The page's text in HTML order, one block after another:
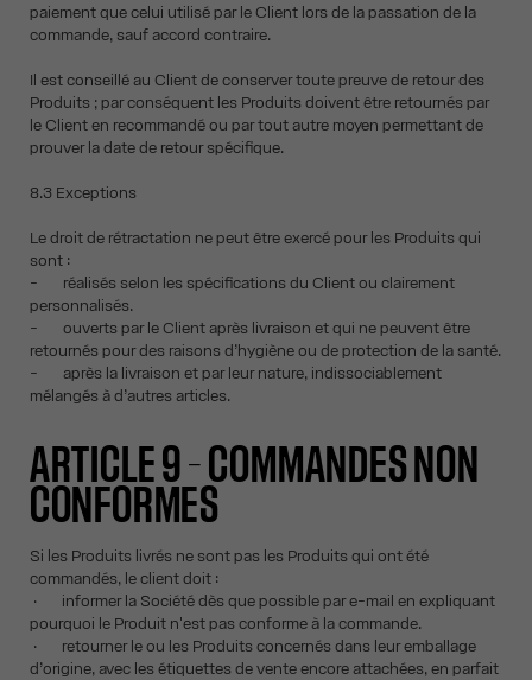
paiement que celui utilisé par le Client lors de la passation de la
commande, sauf accord contraire.
Il est conseillé au Client de conserver toute preuve de retour des
Produits ; par conséquent les Produits doivent être retournés par
le Client en recommandé ou par tout autre moyen permettant de
prouver la date de retour spécifique.
8.3 Exceptions
Le droit de rétractation ne peut être exercé pour les Produits qui
sont :
- réalisés selon les spécifications du Client ou clairement
personnalisés.
- ouverts par le Client après livraison et qui ne peuvent être
retournés pour des raisons d’hygiène ou de protection de la santé.
- après la livraison et par leur nature, indissociablement
mélangés à d’autres articles.
ARTICLE 9 – COMMANDES NON
CONFORMES
Si les Produits livrés ne sont pas les Produits qui ont été
commandés, le client doit :
· informer la Société dès que possible par e-mail en expliquant
pourquoi le Produit n'est pas conforme à la commande.
· retourner le ou les Produits concernés dans leur emballage
d’origine, avec les étiquettes de vente encore attachées, en parfait